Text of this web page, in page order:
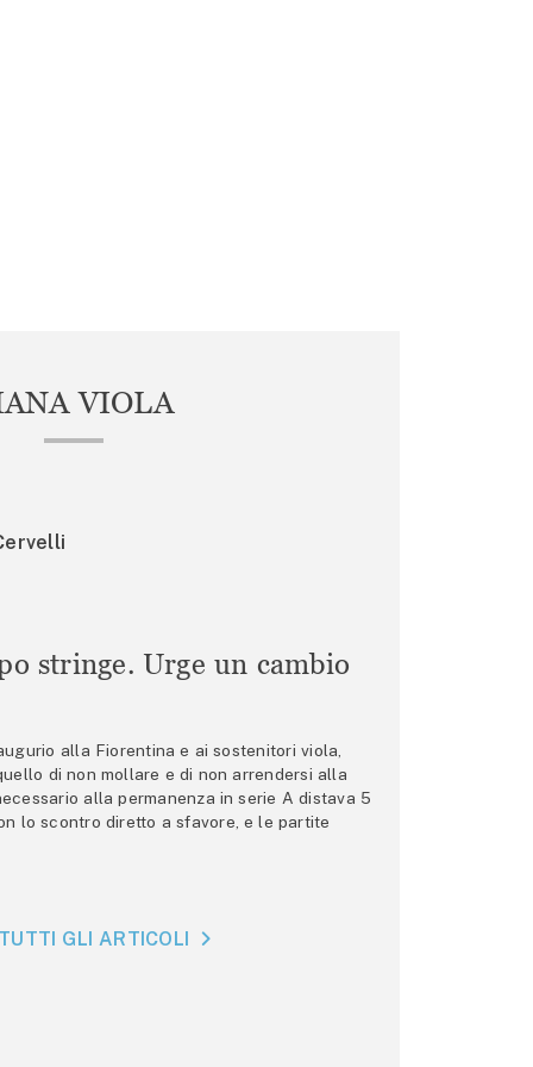
VIOLA
stringe. Urge un cambio
alla Fiorentina e ai sostenitori viola,
di non mollare e di non arrendersi alla
alla permanenza in serie A distava 5
lo scontro diretto a sfavore, e le partite
GLI ARTICOLI